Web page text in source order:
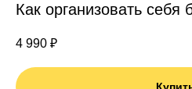
Как организовать себя
4 990 ₽